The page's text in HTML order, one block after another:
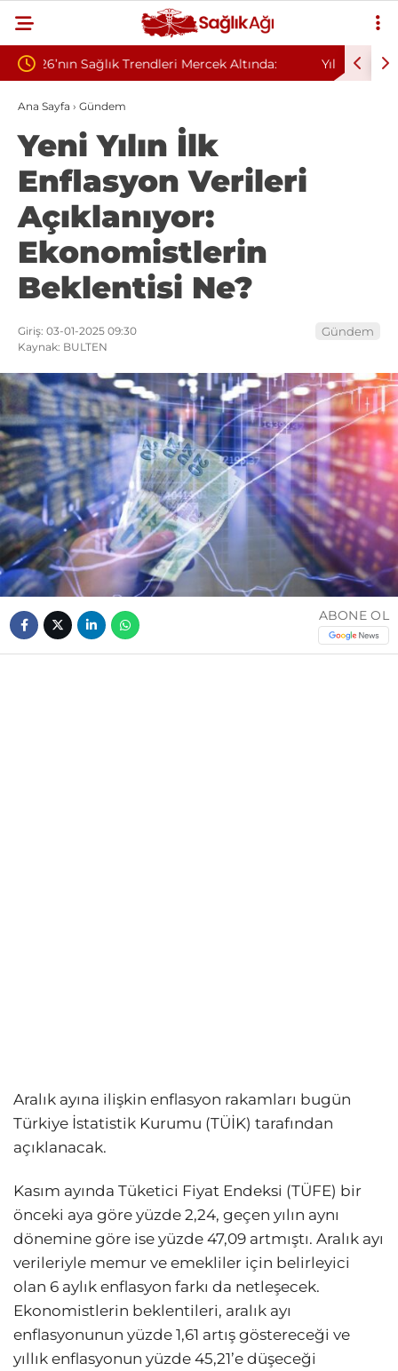
Yıllarca Hastalıkla Mücadele Etti: Sağlık
Sorunlarının Nedeni Evi Çıktı
Ana Sayfa › Gündem
Yeni Yılın İlk
Enflasyon Verileri
Açıklanıyor:
Ekonomistlerin
Beklentisi Ne?
Giriş: 03-01-2025 09:30
Kaynak: BULTEN
Gündem
ABONE OL
Aralık ayına ilişkin enflasyon rakamları bugün
Türkiye İstatistik Kurumu (TÜİK) tarafından
açıklanacak.
Kasım ayında Tüketici Fiyat Endeksi (TÜFE) bir
önceki aya göre yüzde 2,24, geçen yılın aynı
dönemine göre ise yüzde 47,09 artmıştı. Aralık ayı
verileriyle memur ve emekliler için belirleyici
olan 6 aylık enflasyon farkı da netleşecek.
Ekonomistlerin beklentileri, aralık ayı
enflasyonunun yüzde 1,61 artış göstereceği ve
yıllık enflasyonun yüzde 45,21’e düşeceği